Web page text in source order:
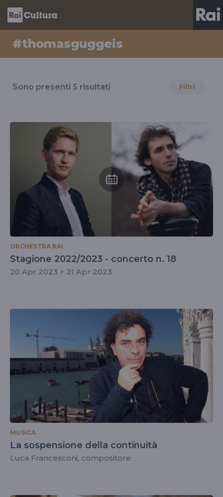
#thomasguggeis
il
#thomasguggeis
Sono presenti 5 risultati Filtri
ORCHESTRA RAI
Stagione 2022/2023 - concerto n. 18
20 Apr 2023 > 21 Apr 2023
MUSICA
La sospensione della continuità
Luca Francesconi, compositore